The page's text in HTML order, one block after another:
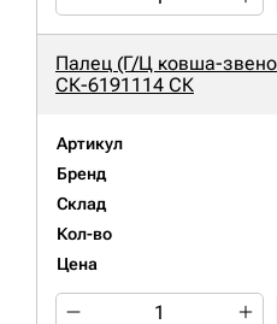
Палец (Г/Ц ковша-
СК-6191114 СК
Артикул
Бренд
Склад
Кол-во
Цена